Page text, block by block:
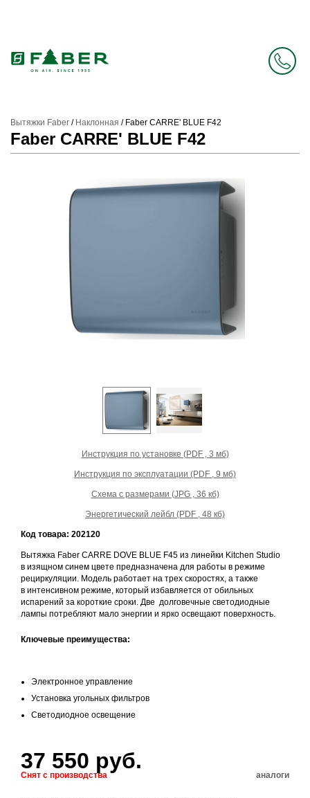
Вытяжки Faber / Наклонная / Faber CARRE' BLUE F42
Faber CARRE' BLUE F42
Инструкция по установке (PDF , 3 мб)
Инструкция по эксплуатации (PDF , 9 мб)
Схема с размерами (JPG , 36 кб)
Энергетический лейбл (PDF , 48 кб)
Код товара: 202120
Вытяжка Faber CARRE DOVE BLUE F45 из линейки Kitchen Studio
в изящном синем цвете предназначена для работы в режиме
рециркуляции. Модель работает на трех скоростях, а также
в интенсивном режиме, который избавляется от обильных
испарений за короткие сроки. Две долговечные светодиодные
лампы потребляют мало энергии и ярко освещают поверхность.
Ключевые преимущества:
Электронное управление
Установка угольных фильтров
Светодиодное освещение
37 550 руб.
Снят с производства аналоги